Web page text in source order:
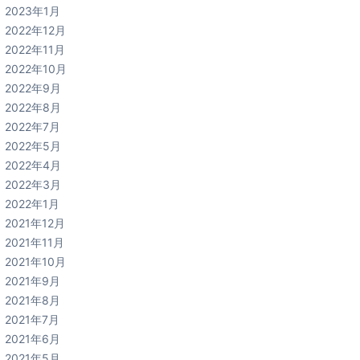
2023年1月
2022年12月
2022年11月
2022年10月
2022年9月
2022年8月
2022年7月
2022年5月
2022年4月
2022年3月
2022年1月
2021年12月
2021年11月
2021年10月
2021年9月
2021年8月
2021年7月
2021年6月